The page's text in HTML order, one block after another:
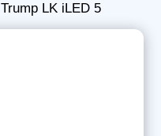
Trump LK iLED 5